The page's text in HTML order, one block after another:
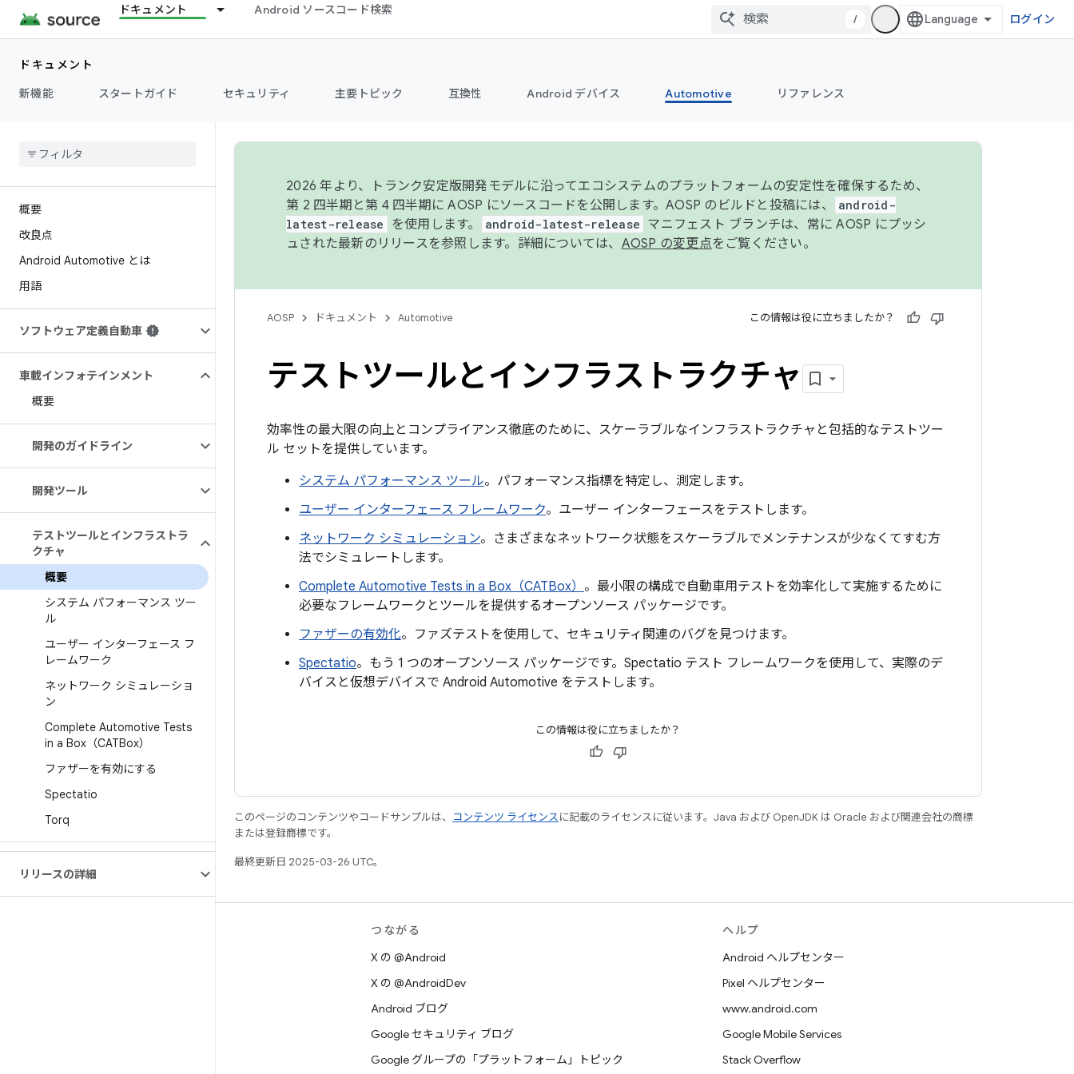
ドキュメント Android ソースコード検索
/ ログイン
ドキュメント
新機能
スタートガイド セキュリティ 主要トピック 互換性 Android デバイス Automotive リファレンス
概要
改良点
Android Automotive とは
用語
ソフトウェア定義自動車
車載インフォテインメント
概要
開発のガイドライン
開発ツール
テストツールとインフラストラ
クチャ
概要
システム パフォーマンス ツー
ル
ユーザー インターフェース フ
レームワーク
ネットワーク シミュレーショ
ン
Complete Automotive Tests
in a Box（CATBox）
ファザーを有効にする
Spectatio
Torq
リリースの詳細
2026 年より、トランク安定版開発モデルに沿ってエコシステムのプラットフォームの安定性を確保するため、
第 2 四半期と第 4 四半期に AOSP にソースコードを公開します。AOSP のビルドと投稿には、
android-
latest-release
を使用します。 android-latest-release マニフェスト ブランチは、常に AOSP にプッシ
ュされた最新のリリースを参照します。詳細については、 AOSP の変更点をご覧ください。
AOSP ドキュメント Automotive この情報は役に立ちましたか？
テストツールとインフラストラクチャ
効率性の最大限の向上とコンプライアンス徹底のために、スケーラブルなインフラストラクチャと包括的なテストツー
ル セットを提供しています。
システム パフォーマンス ツール。パフォーマンス指標を特定し、測定します。
ユーザー インターフェース フレームワーク。ユーザー インターフェースをテストします。
ネットワーク シミュレーション。さまざまなネットワーク状態をスケーラブルでメンテナンスが少なくてすむ方
法でシミュレートします。
Complete Automotive Tests in a Box（CATBox） 。最小限の構成で自動車用テストを効率化して実施するために
必要なフレームワークとツールを提供するオープンソース パッケージです。
ファザーの有効化。ファズテストを使用して、セキュリティ関連のバグを見つけます。
Spectatio。もう 1 つのオープンソース パッケージです。Spectatio テスト フレームワークを使用して、実際のデ
バイスと仮想デバイスで Android Automotive をテストします。
この情報は役に立ちましたか？
このページのコンテンツやコードサンプルは、 コンテンツ ライセンスに記載のライセンスに従います。Java および OpenJDK は Oracle および関連会社の商標
または登録商標です。
最終更新日 2025-03-26 UTC。
つながる
X の @Android
X の @AndroidDev
Android ブログ
Google セキュリティ ブログ
Google グループの「プラットフォーム」トピック
ヘルプ
Android ヘルプセンター
Pixel ヘルプセンター
www.android.com
Google Mobile Services
Stack Overflow